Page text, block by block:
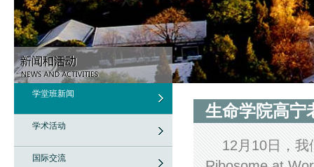
学堂班新闻
学术活动
国际交流
生命学院高宁
12月10日，我